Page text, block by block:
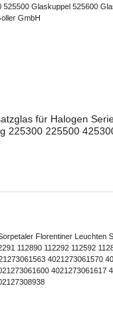
für Halogen
225300 225500